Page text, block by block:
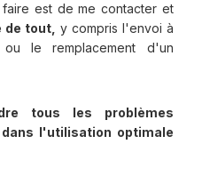
est de me contacter et
de tout, y compris l'envoi à
le remplacement d'un
tous les problèmes
dans l'utilisation optimale